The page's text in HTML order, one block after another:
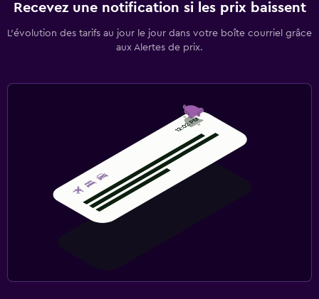
Recevez une notification si les prix baissent
L’évolution des tarifs au jour le jour dans votre boîte courriel grâce
aux Alertes de prix.